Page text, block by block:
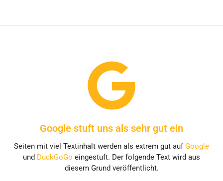
Google stuft uns als sehr gut ein
Seiten mit viel Textinhalt werden als extrem gut auf Google
und DuckGoGo eingestuft. Der folgende Text wird aus
diesem Grund veröffentlicht.